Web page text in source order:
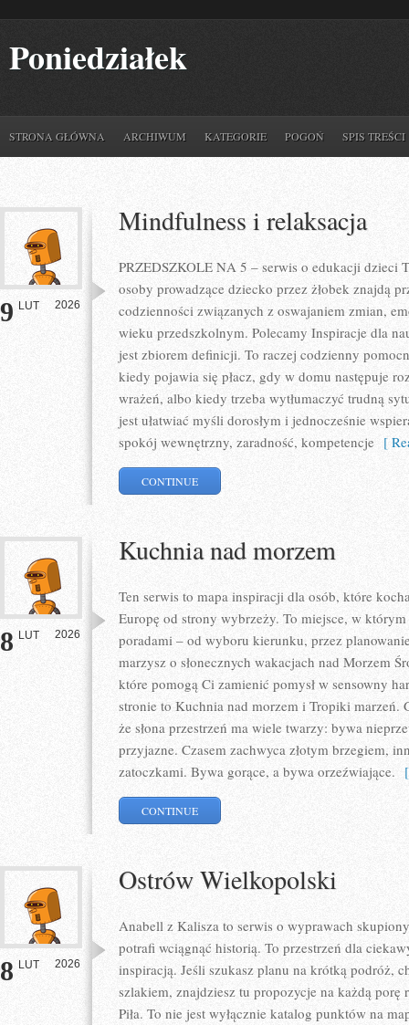
Poniedziałek
STRONA GŁÓWNA ARCHIWUM KATEGORIE POGOŃ SPIS TREŚCI
9 LUT 2026
Mindfulness i relaksacja
PRZEDSZKOLE NA 5 – serwis o edukacji dzieci
osoby prowadzące dziecko przez żłobek znajdą
codzienności związanych z oswajaniem zmian,
wieku przedszkolnym. Polecamy Inspiracje dla
jest zbiorem definicji. To raczej codzienny
kiedy pojawia się płacz, gdy w domu następuje
wrażeń, albo kiedy trzeba wytłumaczyć trudną
jest ułatwiać myśli dorosłym i jednocześnie
spokój wewnętrzny, zaradność, kompetencje [
CONTINUE
8 LUT 2026
Kuchnia nad morzem
Ten serwis to mapa inspiracji dla osób, które
Europę od strony wybrzeży. To miejsce, w
poradami – od wyboru kierunku, przez
marzysz o słonecznych wakacjach nad Morzem
które pomogą Ci zamienić pomysł w sensowny
stronie to Kuchnia nad morzem i Tropiki marzeń.
że słona przestrzeń ma wiele twarzy: bywa
przyjazne. Czasem zachwyca złotym brzegiem,
zatoczkami. Bywa gorące, a bywa orzeźwiające.
CONTINUE
8 LUT 2026
Ostrów Wielkopolski
Anabell z Kalisza to serwis o wyprawach
potrafi wciągnąć historią. To przestrzeń dla
inspiracją. Jeśli szukasz planu na krótką podróż,
szlakiem, znajdziesz tu propozycje na każdą porę
Piła. To nie jest wyłącznie katalog punktów na